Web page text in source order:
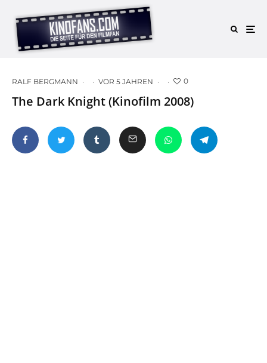
RALF BERGMANN · · VOR 5 JAHREN · · 0
The Dark Knight (Kinofilm 2008)